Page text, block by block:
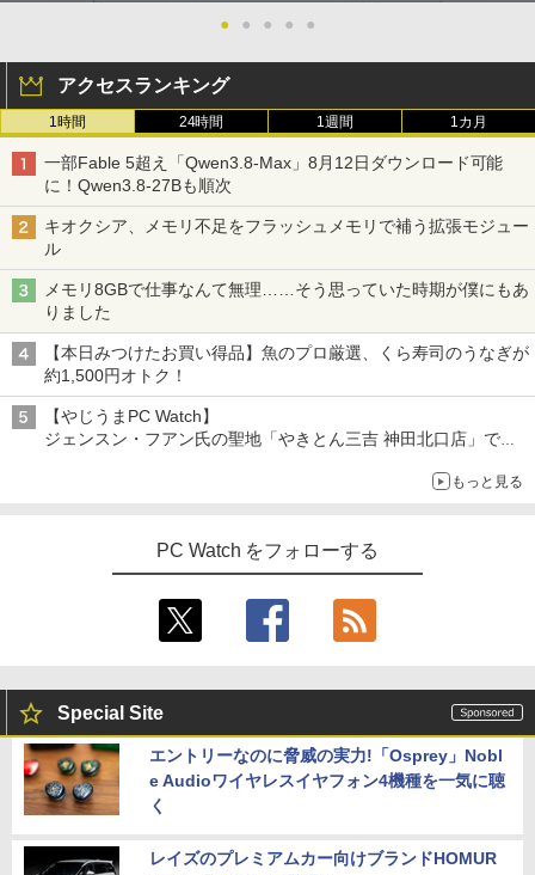
● ● ● ● ●
アクセスランキング
1時間 24時間 1週間 1カ月
一部Fable 5超え「Qwen3.8-Max」8月12日ダウンロード可能
に！Qwen3.8-27Bも順次
キオクシア、メモリ不足をフラッシュメモリで補う拡張モジュー
ル
メモリ8GBで仕事なんて無理……そう思っていた時期が僕にもあ
りました
【本日みつけたお買い得品】魚のプロ厳選、くら寿司のうなぎが
約1,500円オトク！
【やじうまPC Watch】
ジェンスン・フアン氏の聖地「やきとん三吉 神田北口店」で
～コース名を変更したのはNVIDIAに怒られたからではないもっと見る
PC Watch をフォローする
Special Site
エントリーなのに脅威の実力!「Osprey」Nobl
e Audioワイヤレスイヤフォン4機種を一気に聴
く
レイズのプレミアムカー向けブランドHOMUR